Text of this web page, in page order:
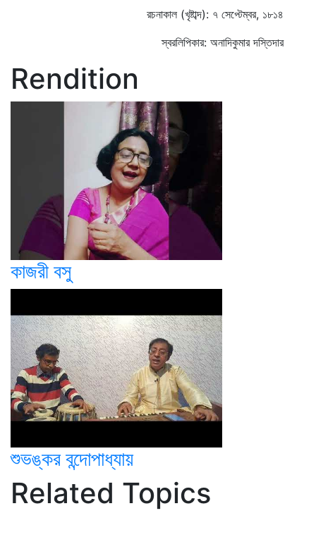
রচনাকাল (খৃষ্টাব্দ): ৭ সেপ্টেম্বর, ১৮১৪
স্বরলিপিকার: অনাদিকুমার দস্তিদার
Rendition
কাজরী বসু
শুভঙ্কর বন্দোপাধ্যায়
Related Topics